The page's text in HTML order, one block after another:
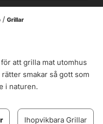
Grillar
att grilla mat utomhus
smakar så gott som
i naturen.
Ihopvikbara Grillar